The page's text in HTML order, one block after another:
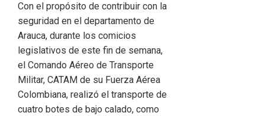
Con el propósito de contribuir con la
seguridad en el departamento de
Arauca, durante los comicios
legislativos de este fin de semana,
el Comando Aéreo de Transporte
Militar, CATAM de su Fuerza Aérea
Colombiana, realizó el transporte de
cuatro botes de bajo calado, como